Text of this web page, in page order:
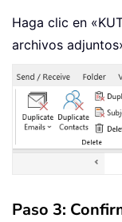
Haga clic en
archivos
Paso 3: